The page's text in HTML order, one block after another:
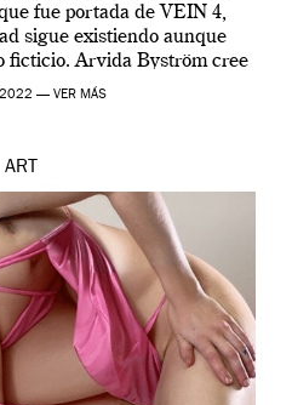
fue portada de VEIN 4,
sigue existiendo aunque
ficticio. Arvida Byström cree
un complejo […]
— VER MÁS
ART